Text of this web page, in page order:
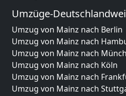
Umzüge-
Umzug von Mainz nach Berlin
Umzug von Mainz nach
Umzug von Mainz nach
Umzug von Mainz nach Köln
Umzug von Mainz nach
Umzug von Mainz nach